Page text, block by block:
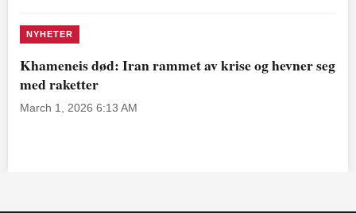
NYHETER
Khameneis død: Iran rammet av krise og hevner seg
med raketter
March 1, 2026 6:13 AM